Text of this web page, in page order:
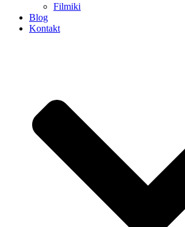
Filmiki
Blog
Kontakt